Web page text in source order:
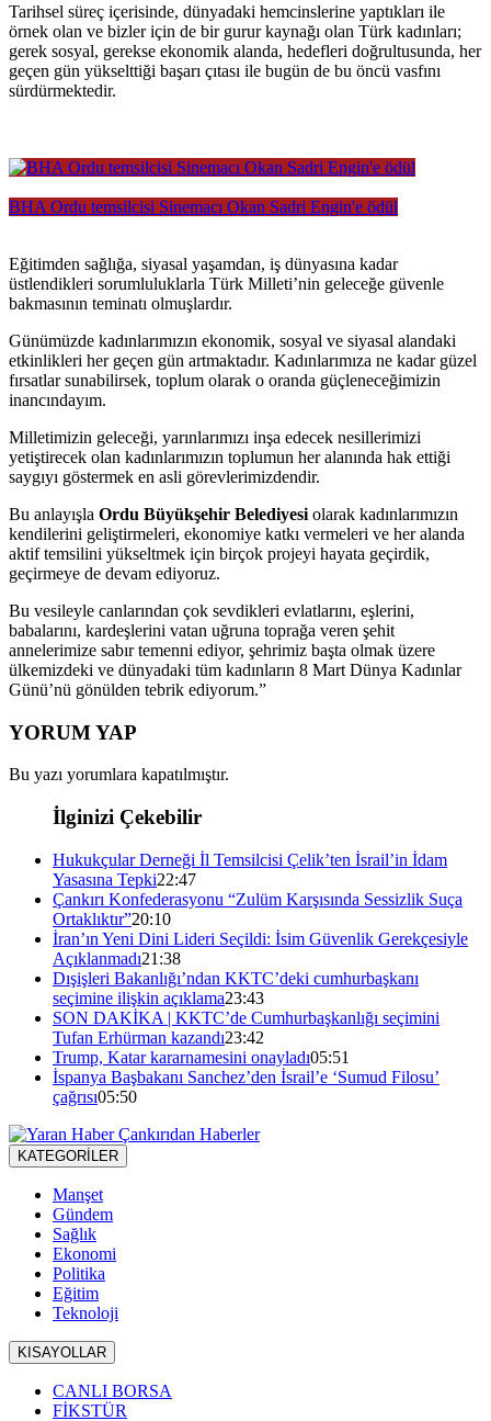
Tarihsel süreç içerisinde, dünyadaki hemcinslerine yaptıkları ile
örnek olan ve bizler için de bir gurur kaynağı olan Türk kadınları;
gerek sosyal, gerekse ekonomik alanda, hedefleri doğrultusunda, her
geçen gün yükselttiği başarı çıtası ile bugün de bu öncü vasfını
sürdürmektedir.
BHA Ordu temsilcisi Sinemacı Okan Sadri Engin'e ödül
Eğitimden sağlığa, siyasal yaşamdan, iş dünyasına kadar
üstlendikleri sorumluluklarla Türk Milleti’nin geleceğe güvenle
bakmasının teminatı olmuşlardır.
Günümüzde kadınlarımızın ekonomik, sosyal ve siyasal alandaki
etkinlikleri her geçen gün artmaktadır. Kadınlarımıza ne kadar güzel
fırsatlar sunabilirsek, toplum olarak o oranda güçleneceğimizin
inancındayım.
Milletimizin geleceği, yarınlarımızı inşa edecek nesillerimizi
yetiştirecek olan kadınlarımızın toplumun her alanında hak ettiği
saygıyı göstermek en asli görevlerimizdendir.
Bu anlayışla Ordu Büyükşehir Belediyesi olarak kadınlarımızın
kendilerini geliştirmeleri, ekonomiye katkı vermeleri ve her alanda
aktif temsilini yükseltmek için birçok projeyi hayata geçirdik,
geçirmeye de devam ediyoruz.
Bu vesileyle canlarından çok sevdikleri evlatlarını, eşlerini,
babalarını, kardeşlerini vatan uğruna toprağa veren şehit
annelerimize sabır temenni ediyor, şehrimiz başta olmak üzere
ülkemizdeki ve dünyadaki tüm kadınların 8 Mart Dünya Kadınlar
Günü’nü gönülden tebrik ediyorum.”
YORUM YAP
Bu yazı yorumlara kapatılmıştır.
İlginizi Çekebilir
Hukukçular Derneği İl Temsilcisi Çelik’ten İsrail’in İdam
Yasasına Tepki22:47
Çankırı Konfederasyonu “Zulüm Karşısında Sessizlik Suça
Ortaklıktır”20:10
İran’ın Yeni Dini Lideri Seçildi: İsim Güvenlik Gerekçesiyle
Açıklanmadı21:38
Dışişleri Bakanlığı’ndan KKTC’deki cumhurbaşkanı
seçimine ilişkin açıklama23:43
SON DAKİKA | KKTC’de Cumhurbaşkanlığı seçimini
Tufan Erhürman kazandı23:42
Trump, Katar kararnamesini onayladı05:51
İspanya Başbakanı Sanchez’den İsrail’e ‘Sumud Filosu’
çağrısı05:50
KATEGORİLER
Manşet
Gündem
Sağlık
Ekonomi
Politika
Eğitim
Teknoloji
KISAYOLLAR
CANLI BORSA
FİKSTÜR